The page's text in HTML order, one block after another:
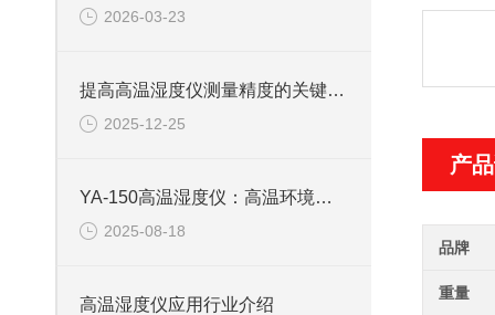
产
品牌
重量
2026-03-23
提高高温湿度仪测量精度的关键技术
2025-12-25
YA-150高温湿度仪：高温环境湿度监测的关键
2025-08-18
高温湿度仪应用行业介绍